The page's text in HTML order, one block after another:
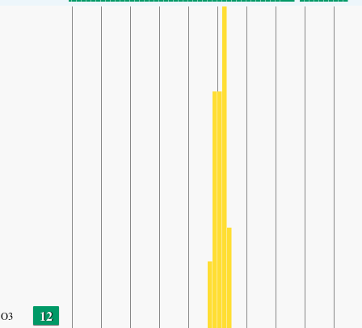
O3 12